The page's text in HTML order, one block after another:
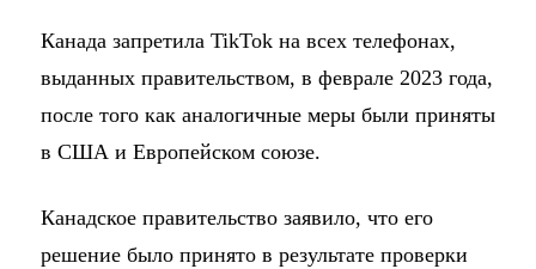
Канада запретила TikTok на всех телефонах,
выданных правительством, в феврале 2023 года,
после того как аналогичные меры были приняты
в США и Европейском союзе.
Канадское правительство заявило, что его
решение было принято в результате проверки